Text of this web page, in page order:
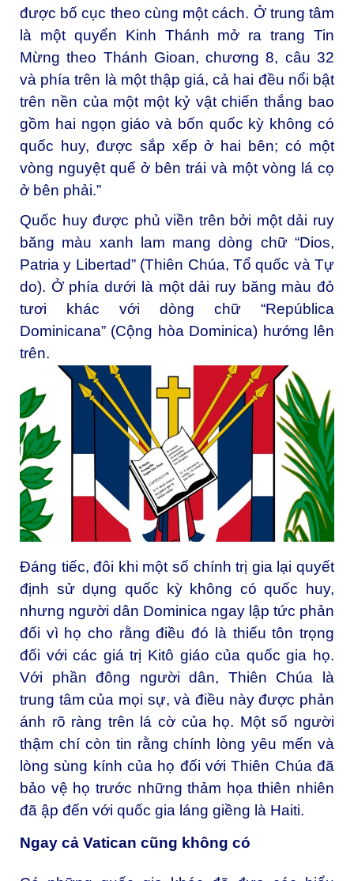
được bố cục theo cùng một cách. Ở trung tâm
là một quyển Kinh Thánh mở ra trang Tin
Mừng theo Thánh Gioan, chương 8, câu 32
và phía trên là một thập giá, cả hai đều nổi bật
trên nền của một một kỷ vật chiến thắng bao
gồm hai ngọn giáo và bốn quốc kỳ không có
quốc huy, được sắp xếp ở hai bên; có một
vòng nguyệt quế ở bên trái và một vòng lá cọ
ở bên phải.”
Quốc huy được phủ viền trên bởi một dải ruy
băng màu xanh lam mang dòng chữ “Dios,
Patria y Libertad” (Thiên Chúa, Tổ quốc và Tự
do). Ở phía dưới là một dải ruy băng màu đỏ
tươi khác với dòng chữ “República
Dominicana” (Cộng hòa Dominica) hướng lên
trên.
Đáng tiếc, đôi khi một số chính trị gia lại quyết
định sử dụng quốc kỳ không có quốc huy,
nhưng người dân Dominica ngay lập tức phản
đối vì họ cho rằng điều đó là thiếu tôn trọng
đối với các giá trị Kitô giáo của quốc gia họ.
Với phần đông người dân, Thiên Chúa là
trung tâm của mọi sự, và điều này được phản
ánh rõ ràng trên lá cờ của họ. Một số người
thậm chí còn tin rằng chính lòng yêu mến và
lòng sùng kính của họ đối với Thiên Chúa đã
bảo vệ họ trước những thảm họa thiên nhiên
đã ập đến với quốc gia láng giềng là Haiti.
Ngay cả Vatican cũng không có